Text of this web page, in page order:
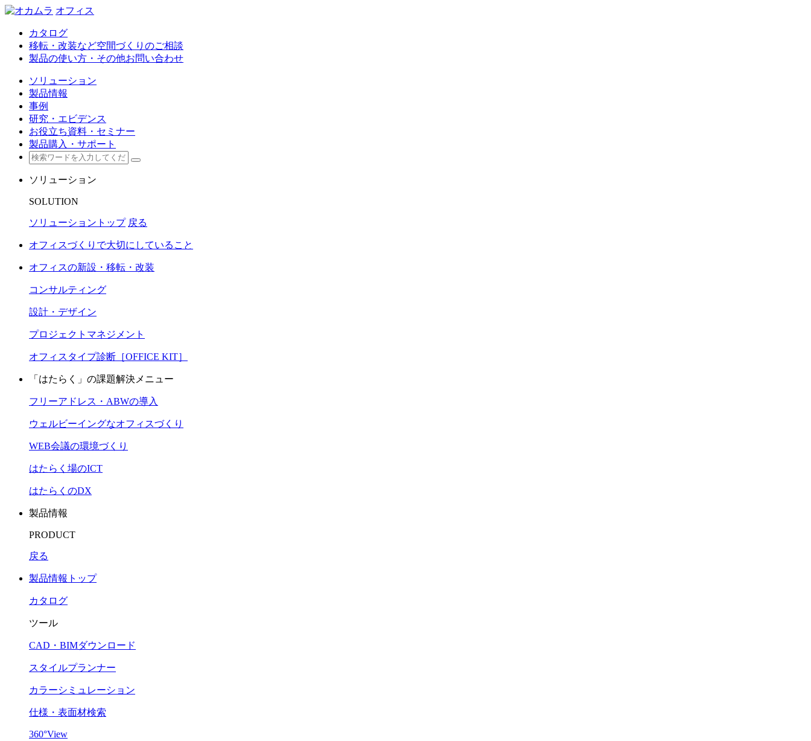
オフィス
カタログ
移転・改装など空間づくりのご相談
製品の使い方・その他お問い合わせ
ソリューション
製品情報
事例
研究・エビデンス
お役立ち資料・セミナー
製品購入・サポート
ソリューション
SOLUTION
ソリューショントップ 戻る
オフィスづくりで大切にしていること
オフィスの新設・移転・改装
コンサルティング
設計・デザイン
プロジェクトマネジメント
オフィスタイプ診断［OFFICE KIT］
「はたらく」の課題解決メニュー
フリーアドレス・ABWの導入
ウェルビーイングなオフィスづくり
WEB会議の環境づくり
はたらく場のICT
はたらくのDX
製品情報
PRODUCT
戻る
製品情報トップ
カタログ
ツール
CAD・BIMダウンロード
スタイルプランナー
カラーシミュレーション
仕様・表面材検索
360°View